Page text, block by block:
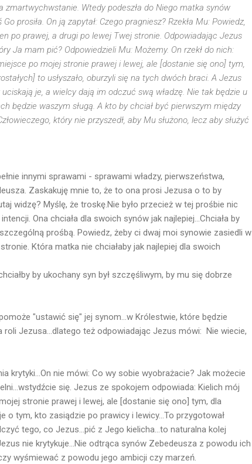
Wtedy podeszła do Niego matka synów
prosiła. On ją zapytał: Czego pragniesz? Rzekła Mu: Powiedz,
po prawej, a drugi po lewej Twej stronie. Odpowiadając Jezus
Ja mam pić? Odpowiedzieli Mu: Możemy. On rzekł do nich:
po mojej stronie prawej i lewej, ale [dostanie się ono] tym,
to usłyszało, oburzyli się na tych dwóch braci. A Jezus
je, a wielcy dają im odczuć swą władzę. Nie tak będzie u
będzie waszym sługą. A kto by chciał być pierwszym między
który nie przyszedł, aby Mu służono, lecz aby służyć
innymi sprawami - sprawami władzy, pierwszeństwa,
Zaskakuję mnie to, że to ona prosi Jezusa o to by
widzę? Myślę, że troskę.Nie było przecież w tej prośbie nic
Ona chciała dla swoich synów jak najlepiej...Chciała by
prośbą. Powiedz, żeby ci dwaj moi synowie zasiedli w
Która matka nie chciałaby jak najlepiej dla swoich
by ukochany syn był szczęśliwym, by mu się dobrze
"ustawić się" jej synom...w Królestwie, które będzie
Jezusa...dlatego też odpowiadając Jezus mówi: Nie wiecie,
krytyki...On nie mówi: Co wy sobie wyobrażacie? Jak możecie
się. Jezus ze spokojem odpowiada: Kielich mój
stronie prawej i lewej, ale [dostanie się ono] tym, dla
o tym, kto zasiądzie po prawicy i lewicy...To przygotował
tego, co Jezus...pić z Jego kielicha...to naturalna kolej
nie krytykuje...Nie odtrąca synów Zebedeusza z powodu ich
wyśmiewać z powodu jego ambicji czy marzeń.